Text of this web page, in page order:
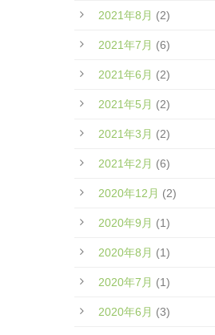
2021年8月 (2)
2021年7月 (6)
2021年6月 (2)
2021年5月 (2)
2021年3月 (2)
2021年2月 (6)
2020年12月 (2)
2020年9月 (1)
2020年8月 (1)
2020年7月 (1)
2020年6月 (3)